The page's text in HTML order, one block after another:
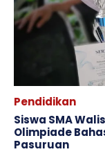
Pendidikan
Siswa SMA
Olimpiade
Pasuruan